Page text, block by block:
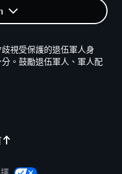
視受保護的退伍軍人身
。鼓勵退伍軍人、軍人配